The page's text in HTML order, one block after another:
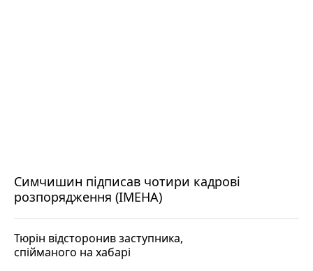
Симчишин підписав чотири кадрові
розпорядження (ІМЕНА)
Тюрін відсторонив заступника,
спійманого на хабарі